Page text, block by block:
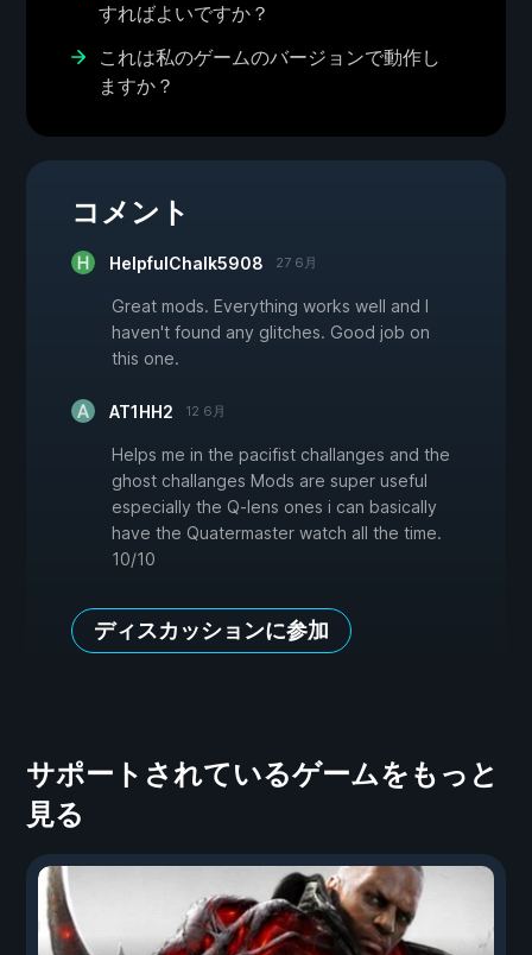
すればよいですか？
これは私のゲームのバージョンで動作し
ますか？
コメント
HelpfulChalk5908 27 6月
Great mods. Everything works well and I
haven't found any glitches. Good job on
this one.
AT1HH2 12 6月
Helps me in the pacifist challanges and the
ghost challanges Mods are super useful
especially the Q-lens ones i can basically
have the Quatermaster watch all the time.
10/10
ディスカッションに参加
サポートされているゲームをもっと
見る